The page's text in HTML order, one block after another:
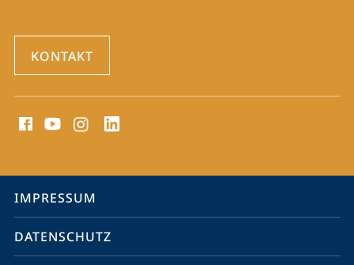
KONTAKT
Media
Service-
Navigation
IMPRESSUM
DATENSCHUTZ